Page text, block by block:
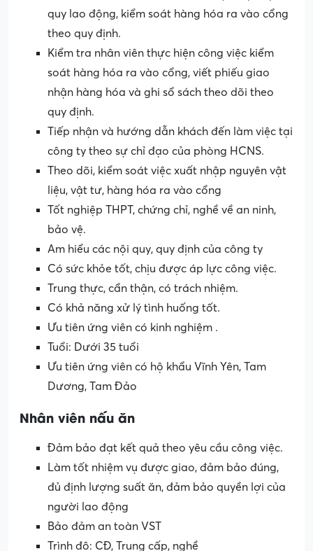
quy lao động, kiểm soát hàng hóa ra vào cổng
theo quy định.
Kiểm tra nhân viên thực hiện công việc kiểm
soát hàng hóa ra vào cổng, viết phiếu giao
nhận hàng hóa và ghi sổ sách theo dõi theo
quy định.
Tiếp nhận và hướng dẫn khách đến làm việc tại
công ty theo sự chỉ đạo của phòng HCNS.
Theo dõi, kiểm soát việc xuất nhập nguyên vật
liệu, vật tư, hàng hóa ra vào cổng
Tốt nghiệp THPT, chứng chỉ, nghề về an ninh,
bảo vệ.
Am hiểu các nội quy, quy định của công ty
Có sức khỏe tốt, chịu được áp lực công việc.
Trung thực, cẩn thận, có trách nhiệm.
Có khả năng xử lý tình huống tốt.
Ưu tiên ứng viên có kinh nghiệm .
Tuổi: Dưới 35 tuổi
Ưu tiên ứng viên có hộ khẩu Vĩnh Yên, Tam
Dương, Tam Đảo
Nhân viên nấu ăn
Đảm bảo đạt kết quả theo yêu cầu công việc.
Làm tốt nhiệm vụ được giao, đảm bảo đúng,
đủ định lượng suất ăn, đảm bảo quyền lợi của
người lao động
Bảo đảm an toàn VST
Trình độ: CĐ, Trung cấp, nghề